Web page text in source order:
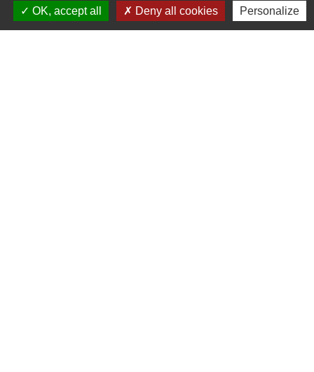
OK, accept all
Deny all cookies Personalize